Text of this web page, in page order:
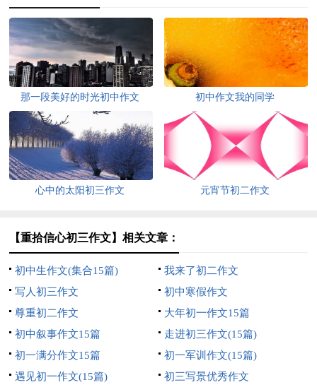
那一段美好的时光初中作文 初中作文我的同学
心中的太阳初三作文 元宵节初二作文
【重拾信心初三作文】相关文章：
初中生作文(集合15篇)
我来了初二作文
写人初三作文
初中寒假作文
尊重初二作文
大年初一作文15篇
初中叙事作文15篇
走进初三作文(15篇)
初一满分作文15篇
初一军训作文(15篇)
遇见初一作文(15篇)
初三写景优秀作文